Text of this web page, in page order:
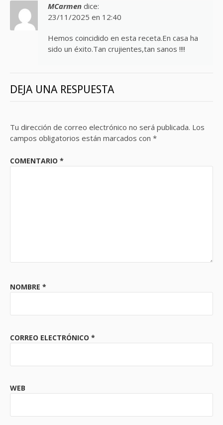
MCarmen dice:
23/11/2025 en 12:40
Hemos coincidido en esta receta.En casa ha
sido un éxito.Tan crujientes,tan sanos !!!!
DEJA UNA RESPUESTA
Tu dirección de correo electrónico no será publicada. Los
campos obligatorios están marcados con *
COMENTARIO *
NOMBRE *
CORREO ELECTRÓNICO *
WEB